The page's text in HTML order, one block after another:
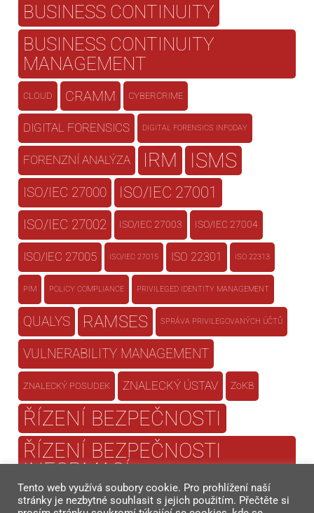
BUSINESS CONTINUITY
BUSINESS CONTINUITY
MANAGEMENT
CLOUD CRAMM CYBERCRIME
DIGITAL FORENSICS DIGITAL FORENSICS INFODAY
FORENZNÍ ANALÝZA IRM ISMS
ISO/IEC 27000 ISO/IEC 27001
ISO/IEC 27002 ISO/IEC 27003 ISO/IEC 27004
ISO/IEC 27005 ISO/IEC 27015 ISO 22301 ISO 22313
PIM POLICY COMPLIANCE PRIVILEGED IDENTITY MANAGEMENT
QUALYS RAMSES SPRÁVA PRIVILEGOVANÝCH ÚČTŮ
VULNERABILITY MANAGEMENT
ZNALECKÝ POSUDEK ZNALECKÝ ÚSTAV ZoKB
ŘÍZENÍ BEZPEČNOSTI
ŘÍZENÍ BEZPEČNOSTI
INFORMACÍ
ŘÍZENÍ KONTINUITY
Tento web využívá soubory cookie. Pro prohlížení naší
stránky je nezbytné souhlasit s jejich použitím. Přečtěte si